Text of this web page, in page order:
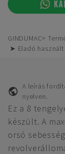
GINDUMAC
➤ Eladó használt
A leírás
nyelven.
Ez a 8
készült. A
orsó